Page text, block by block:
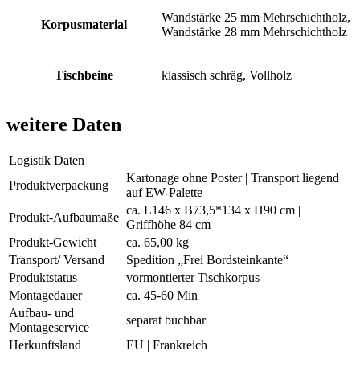
Korpusmaterial
Wandstärke 25 mm Mehrschichtholz,
Wandstärke 28 mm Mehrschichtholz
Tischbeine klassisch schräg, Vollholz
weitere Daten
Logistik Daten
Produktverpackung
Kartonage ohne Poster | Transport liegend
auf EW-Palette
Produkt-Aufbaumaße
ca. L146 x B73,5*134 x H90 cm |
Griffhöhe 84 cm
Produkt-Gewicht
ca. 65,00 kg
Transport/ Versand
Spedition „Frei Bordsteinkante“
Produktstatus
vormontierter Tischkorpus
Montagedauer
ca. 45-60 Min
Aufbau- und
Montageservice
separat buchbar
Herkunftsland
EU | Frankreich